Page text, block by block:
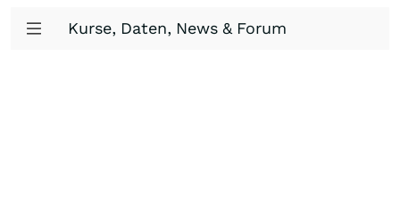
Kurse, Daten, News & Forum